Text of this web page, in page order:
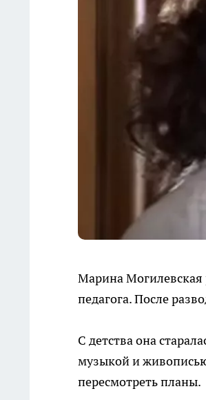
Марина Могилевская
педагога. После
С детства она
музыкой и
пересмотреть планы.